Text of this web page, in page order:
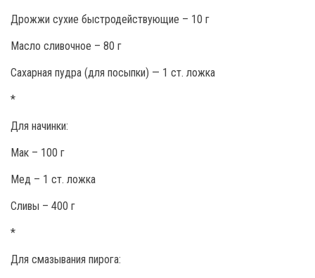
Дрожжи сухие быстродействующие – 10 г
Масло сливочное – 80 г
Сахарная пудра (для посыпки) — 1 ст. ложка
*
Для начинки:
Мак – 100 г
Мед – 1 ст. ложка
Сливы – 400 г
*
Для смазывания пирога: